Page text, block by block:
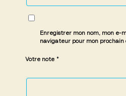
Enregistrer mon nom, mon e-
navigateur pour mon
Votre note *
1 étoile
2 étoiles
3 étoiles
4 étoiles
5 étoiles